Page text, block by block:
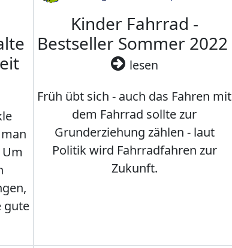
gute
Kinder Fahrrad -
Bestseller Sommer 2022
lesen
Früh übt sich - auch das Fahren mit
dem Fahrrad sollte zur
Grunderziehung zählen - laut
Politik wird Fahrradfahren zur
Zukunft.